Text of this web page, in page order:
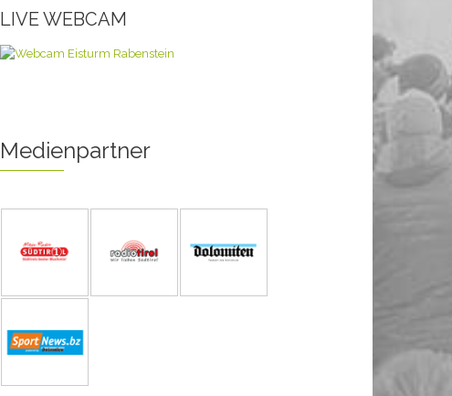
LIVE WEBCAM
Medienpartner